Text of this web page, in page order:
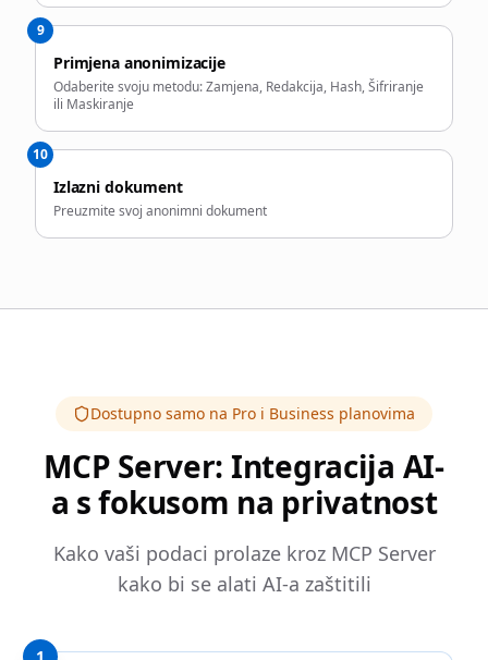
9
Primjena anonimizacije
Odaberite svoju metodu: Zamjena, Redakcija, Hash, Šifriranje
ili Maskiranje
10
Izlazni dokument
Preuzmite svoj anonimni dokument
Dostupno samo na Pro i Business planovima
MCP Server: Integracija AI-
a s fokusom na privatnost
Kako vaši podaci prolaze kroz MCP Server
kako bi se alati AI-a zaštitili